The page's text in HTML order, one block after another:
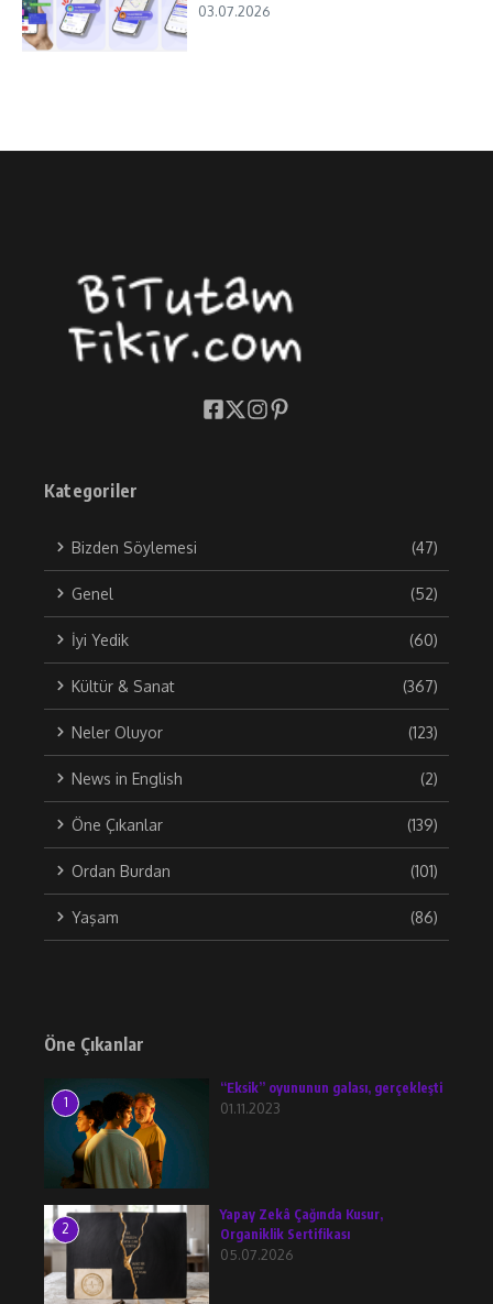
03.07.2026
Kategoriler
Bizden Söylemesi (47)
Genel (52)
İyi Yedik (60)
Kültür & Sanat (367)
Neler Oluyor (123)
News in English (2)
Öne Çıkanlar (139)
Ordan Burdan (101)
Yaşam (86)
Öne Çıkanlar
1
“Eksik” oyununun galası, gerçekleşti
01.11.2023
2
Yapay Zekâ Çağında Kusur,
Organiklik Sertifikası
05.07.2026